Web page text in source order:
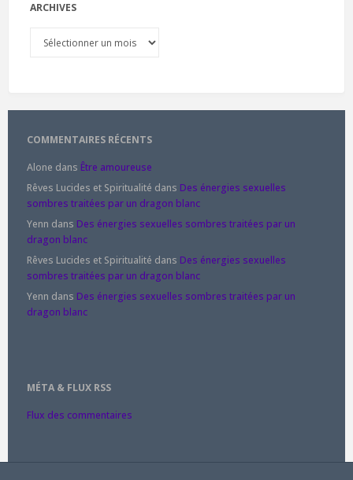
ARCHIVES
COMMENTAIRES RÉCENTS
Alone dans Être amoureuse
Rêves Lucides et Spiritualité dans Des énergies sexuelles
sombres traitées par un dragon blanc
Yenn dans Des énergies sexuelles sombres traitées par un
dragon blanc
Rêves Lucides et Spiritualité dans Des énergies sexuelles
sombres traitées par un dragon blanc
Yenn dans Des énergies sexuelles sombres traitées par un
dragon blanc
MÉTA & FLUX RSS
Flux des commentaires